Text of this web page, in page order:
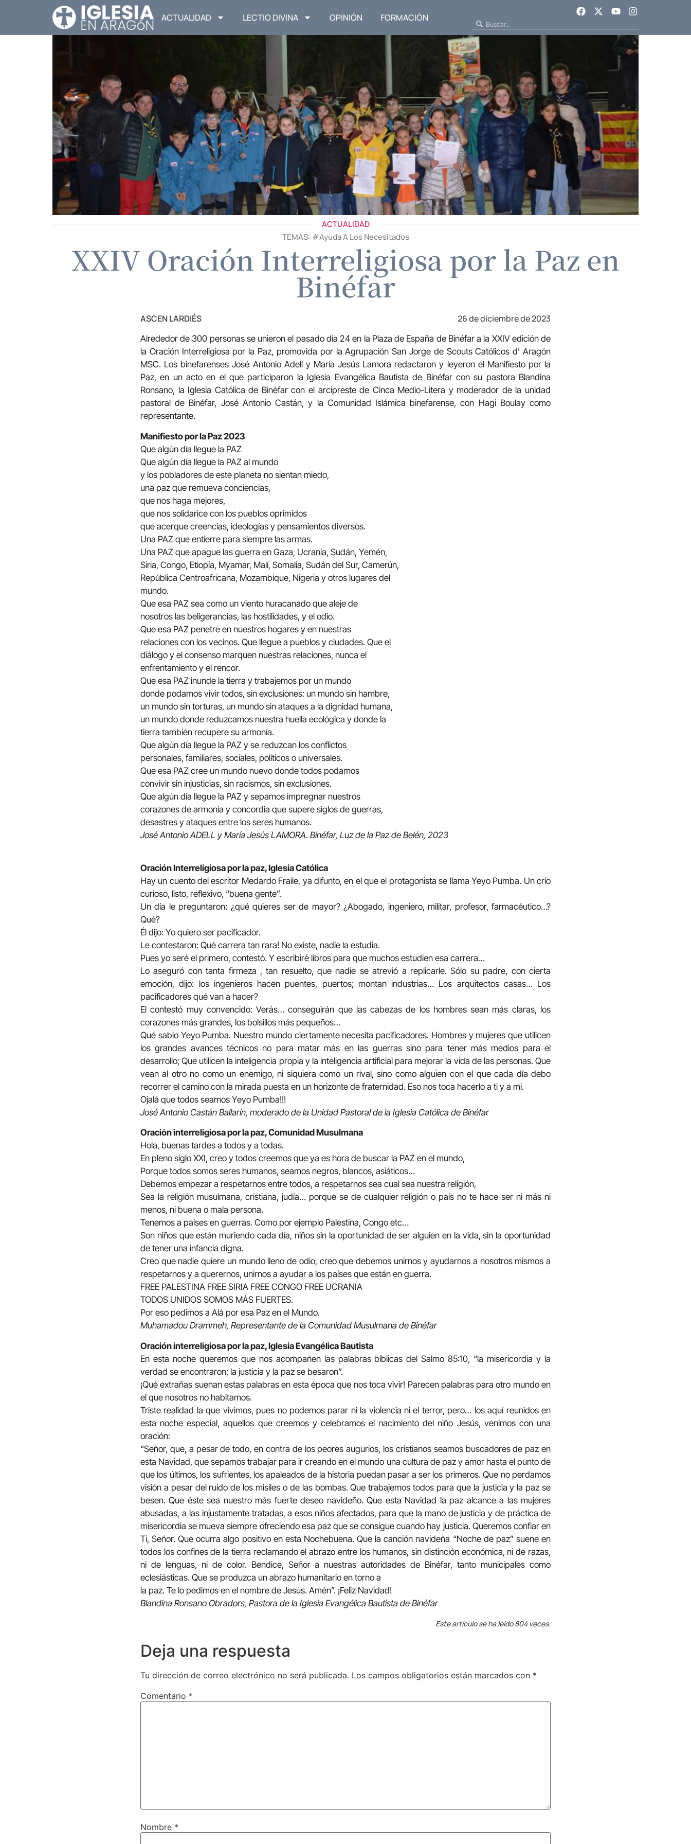
ACTUALIDAD LECTIO DIVINA OPINIÓN FORMACIÓN
ACTUALIDAD
TEMAS: #Ayuda A Los Necesitados
XXIV Oración Interreligiosa por la Paz en
Binéfar
ASCEN LARDIÉS 26 de diciembre de 2023
Alrededor de 300 personas se unieron el pasado día 24 en la Plaza de España de Binéfar a la XXIV edición de
la Oración Interreligiosa por la Paz, promovida por la Agrupación San Jorge de Scouts Católicos d’ Aragón
MSC. Los binefarenses José Antonio Adell y María Jesús Lamora redactaron y leyeron el Manifiesto por la
Paz, en un acto en el que participaron la Iglesia Evangélica Bautista de Binéfar con su pastora Blandina
Ronsano, la Iglesia Católica de Binéfar con el arcipreste de Cinca Medio-Litera y moderador de la unidad
pastoral de Binéfar, José Antonio Castán, y la Comunidad Islámica binefarense, con Hagi Boulay como
representante.
Manifiesto por la Paz 2023
Que algún día llegue la PAZ
Que algún día llegue la PAZ al mundo
y los pobladores de este planeta no sientan miedo,
una paz que remueva conciencias,
que nos haga mejores,
que nos solidarice con los pueblos oprimidos
que acerque creencias, ideologías y pensamientos diversos.
Una PAZ que entierre para siempre las armas.
Una PAZ que apague las guerra en Gaza, Ucrania, Sudán, Yemén,
Siria, Congo, Etiopía, Myamar, Malí, Somalia, Sudán del Sur, Camerún,
República Centroafricana, Mozambique, Nigeria y otros lugares del
mundo.
Que esa PAZ sea como un viento huracanado que aleje de
nosotros las beligerancias, las hostilidades, y el odio.
Que esa PAZ penetre en nuestros hogares y en nuestras
relaciones con los vecinos. Que llegue a pueblos y ciudades. Que el
diálogo y el consenso marquen nuestras relaciones, nunca el
enfrentamiento y el rencor.
Que esa PAZ inunde la tierra y trabajemos por un mundo
donde podamos vivir todos, sin exclusiones: un mundo sin hambre,
un mundo sin torturas, un mundo sin ataques a la dignidad humana,
un mundo donde reduzcamos nuestra huella ecológica y donde la
tierra también recupere su armonía.
Que algún día llegue la PAZ y se reduzcan los conflictos
personales, familiares, sociales, políticos o universales.
Que esa PAZ cree un mundo nuevo donde todos podamos
convivir sin injusticias, sin racismos, sin exclusiones.
Que algún día llegue la PAZ y sepamos impregnar nuestros
corazones de armonía y concordia que supere siglos de guerras,
desastres y ataques entre los seres humanos.
José Antonio ADELL y María Jesús LAMORA. Binéfar, Luz de la Paz de Belén, 2023
Oración Interreligiosa por la paz, Iglesia Católica
Hay un cuento del escritor Medardo Fraile, ya difunto, en el que el protagonista se llama Yeyo Pumba. Un crío
curioso, listo, reflexivo, “buena gente”.
Un día le preguntaron: ¿qué quieres ser de mayor? ¿Abogado, ingeniero, militar, profesor, farmacéutico…?
Qué?
Él dijo: Yo quiero ser pacificador.
Le contestaron: Qué carrera tan rara! No existe, nadie la estudia.
Pues yo seré el primero, contestó. Y escribiré libros para que muchos estudien esa carrera…
Lo aseguró con tanta firmeza , tan resuelto, que nadie se atrevió a replicarle. Sólo su padre, con cierta
emoción, dijo: los ingenieros hacen puentes, puertos; montan industrias… Los arquitectos casas… Los
pacificadores qué van a hacer?
El contestó muy convencido: Verás… conseguirán que las cabezas de los hombres sean más claras, los
corazones más grandes, los bolsillos más pequeños…
Qué sabio Yeyo Pumba. Nuestro mundo ciertamente necesita pacificadores. Hombres y mujeres que utilicen
los grandes avances técnicos no para matar más en las guerras sino para tener más medios para el
desarrollo; Que utilicen la inteligencia propia y la inteligencia artificial para mejorar la vida de las personas. Que
vean al otro no como un enemigo, ni siquiera como un rival, sino como alguien con el que cada día debo
recorrer el camino con la mirada puesta en un horizonte de fraternidad. Eso nos toca hacerlo a ti y a mi.
Ojalá que todos seamos Yeyo Pumba!!!
José Antonio Castán Ballarín, moderado de la Unidad Pastoral de la Iglesia Católica de Binéfar
Oración interreligiosa por la paz, Comunidad Musulmana
Hola, buenas tardes a todos y a todas.
En pleno siglo XXI, creo y todos creemos que ya es hora de buscar la PAZ en el mundo,
Porque todos somos seres humanos, seamos negros, blancos, asiáticos…
Debemos empezar a respetarnos entre todos, a respetarnos sea cual sea nuestra religión,
Sea la religión musulmana, cristiana, judía… porque se de cualquier religión o país no te hace ser ni más ni
menos, ni buena o mala persona.
Tenemos a países en guerras. Como por ejemplo Palestina, Congo etc…
Son niños que están muriendo cada día, niños sin la oportunidad de ser alguien en la vida, sin la oportunidad
de tener una infancia digna.
Creo que nadie quiere un mundo lleno de odio, creo que debemos unirnos y ayudarnos a nosotros mismos a
respetarnos y a querernos, unirnos a ayudar a los países que están en guerra.
FREE PALESTINA FREE SIRIA FREE CONGO FREE UCRANIA
TODOS UNIDOS SOMOS MÁS FUERTES.
Por eso pedimos a Alá por esa Paz en el Mundo.
Muhamadou Drammeh, Representante de la Comunidad Musulmana de Binéfar
Oración interreligiosa por la paz, Iglesia Evangélica Bautista
En esta noche queremos que nos acompañen las palabras bíblicas del Salmo 85:10, “la misericordia y la
verdad se encontraron; la justicia y la paz se besaron”.
¡Qué extrañas suenan estas palabras en esta época que nos toca vivir! Parecen palabras para otro mundo en
el que nosotros no habitamos.
Triste realidad la que vivimos, pues no podemos parar ni la violencia ni el terror, pero… los aquí reunidos en
esta noche especial, aquellos que creemos y celebramos el nacimiento del niño Jesús, venimos con una
oración:
“Señor, que, a pesar de todo, en contra de los peores augurios, los cristianos seamos buscadores de paz en
esta Navidad, que sepamos trabajar para ir creando en el mundo una cultura de paz y amor hasta el punto de
que los últimos, los sufrientes, los apaleados de la historia puedan pasar a ser los primeros. Que no perdamos
visión a pesar del ruido de los misiles o de las bombas. Que trabajemos todos para que la justicia y la paz se
besen. Que éste sea nuestro más fuerte deseo navideño. Que esta Navidad la paz alcance a las mujeres
abusadas, a las injustamente tratadas, a esos niños afectados, para que la mano de justicia y de práctica de
misericordia se mueva siempre ofreciendo esa paz que se consigue cuando hay justicia. Queremos confiar en
Ti, Señor. Que ocurra algo positivo en esta Nochebuena. Que la canción navideña “Noche de paz” suene en
todos los confines de la tierra reclamando el abrazo entre los humanos, sin distinción económica, ni de razas,
ni de lenguas, ni de color. Bendice, Señor a nuestras autoridades de Binéfar, tanto municipales como
eclesiásticas. Que se produzca un abrazo humanitario en torno a
la paz. Te lo pedimos en el nombre de Jesús. Amén”. ¡Feliz Navidad!
Blandina Ronsano Obradors, Pastora de la Iglesia Evangélica Bautista de Binéfar
Este artículo se ha leído 804 veces.
Deja una respuesta
Tu dirección de correo electrónico no será publicada. Los campos obligatorios están marcados con *
Comentario *
Nombre *